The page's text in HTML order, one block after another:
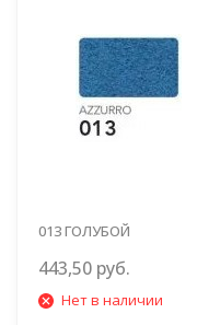
013 ГОЛУБОЙ
443,50 руб.
Нет в наличии